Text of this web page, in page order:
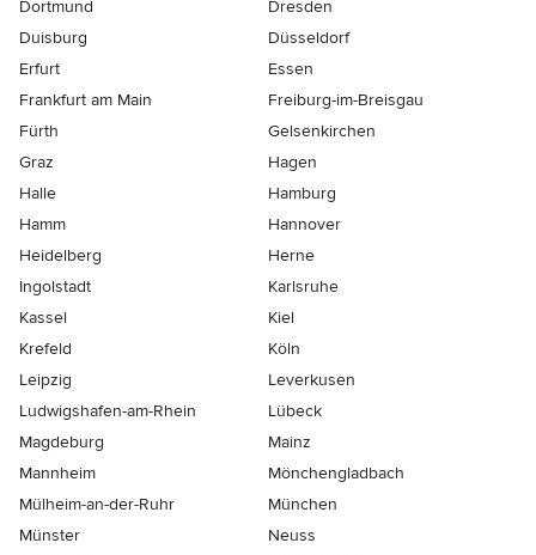
Dortmund
Dresden
Duisburg
Düsseldorf
Erfurt
Essen
Frankfurt am Main
Freiburg-im-Breisgau
Fürth
Gelsenkirchen
Graz
Hagen
Halle
Hamburg
Hamm
Hannover
Heidelberg
Herne
Ingolstadt
Karlsruhe
Kassel
Kiel
Krefeld
Köln
Leipzig
Leverkusen
Ludwigshafen-am-Rhein
Lübeck
Magdeburg
Mainz
Mannheim
Mönchen­gladbach
Mülheim-an-der-Ruhr
München
Münster
Neuss